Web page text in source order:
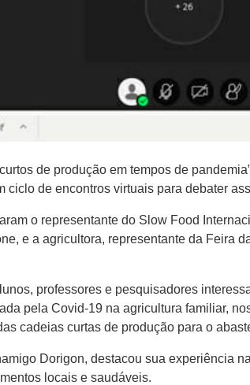
de produção em tempos de
ciclo de encontros virtuais para debater
o representante do Slow Food
e a agricultora, representante da Feira
professores e pesquisadores
pela Covid-19 na agricultura familiar,
cadeias curtas de produção para o
Dorigon, destacou sua experiência
locais e saudáveis.